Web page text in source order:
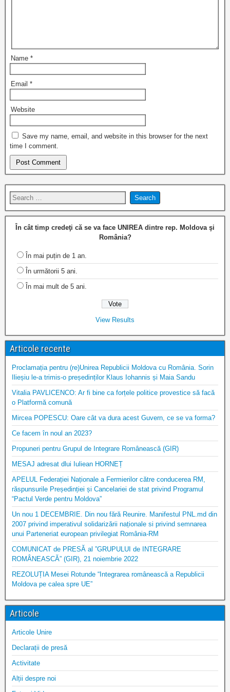
Name *
Email *
Website
Save my name, email, and website in this browser for the next
time I comment.
În cât timp credeţi că se va face UNIREA dintre rep. Moldova şi
România?
În mai puțin de 1 an.
În următorii 5 ani.
În mai mult de 5 ani.
View Results
Articole recente
Proclamația pentru (re)Unirea Republicii Moldova cu România. Sorin
Ilieșiu le-a trimis-o președinților Klaus Iohannis și Maia Sandu
Vitalia PAVLICENCO: Ar fi bine ca forțele politice provestice să facă
o Platformă comună
Mircea POPESCU: Oare cât va dura acest Guvern, ce se va forma?
Ce facem în noul an 2023?
Propuneri pentru Grupul de Integrare Românească (GIR)
MESAJ adresat dlui Iuliean HORNEȚ
APELUL Federației Naționale a Fermierilor către conducerea RM,
răspunsurile Președinției și Cancelariei de stat privind Programul
“Pactul Verde pentru Moldova”
Un nou 1 DECEMBRIE. Din nou fără Reunire. Manifestul PNL.md din
2007 privind imperativul solidarizării naționale si privind semnarea
unui Parteneriat european privilegiat România-RM
COMUNICAT de PRESĂ al ”GRUPULUI de INTEGRARE
ROMÂNEASCĂ” (GIR), 21 noiembrie 2022
REZOLUȚIA Mesei Rotunde “Integrarea românească a Republicii
Moldova pe calea spre UE”
Articole
Articole Unire
Declarații de presă
Activitate
Alții despre noi